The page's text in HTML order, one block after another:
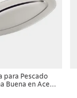
para Pescado
Buena en Acero